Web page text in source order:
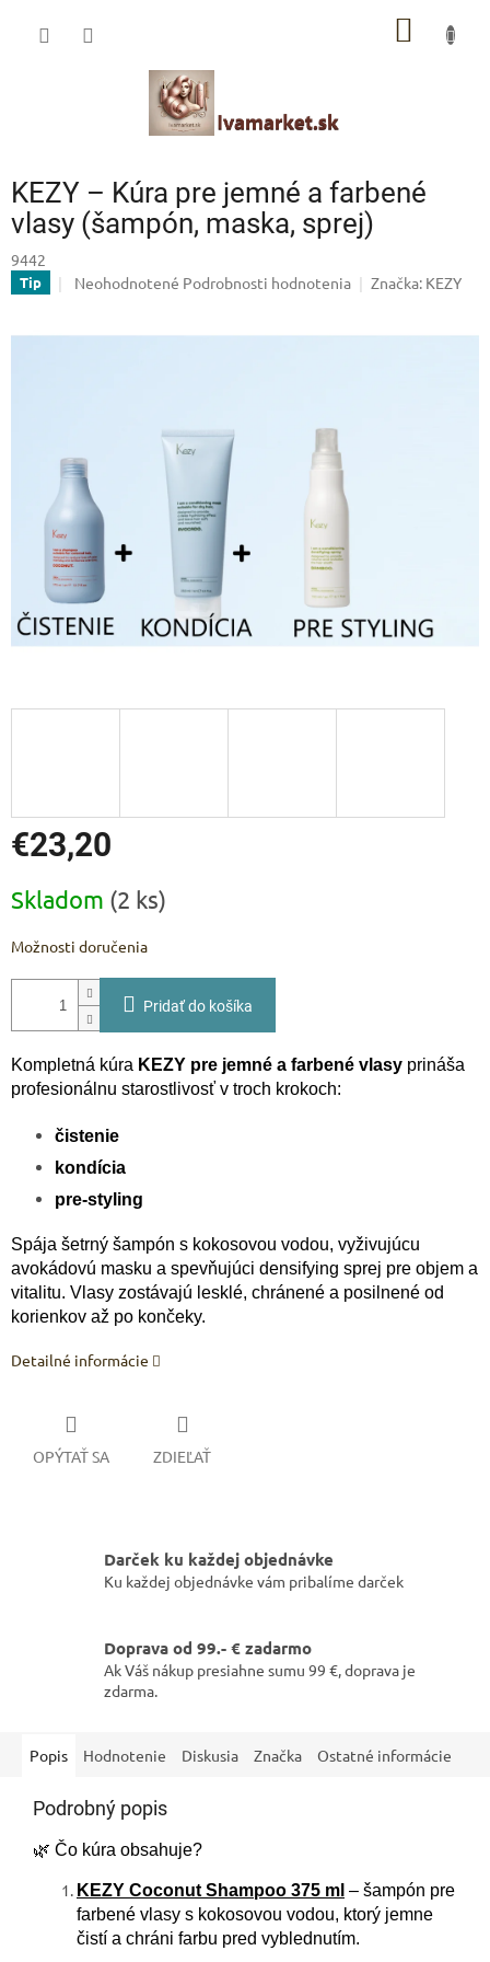
KEZY – Kúra pre jemné a farbené
vlasy (šampón, maska, sprej)
9442
Tip
Priemerné
Neohodnotené Podrobnosti hodnotenia Značka: KEZY
€23,20
cena:
Skladom (2 ks)
Možnosti doručenia
Pridať do košíka
Kompletná kúra KEZY pre jemné a farbené vlasy prináša
profesionálnu starostlivosť v troch krokoch:
čistenie
kondícia
pre-styling
Spája šetrný šampón s kokosovou vodou, vyživujúcu
avokádovú masku a spevňujúci densifying sprej pre objem a
vitalitu. Vlasy zostávajú lesklé, chránené a posilnené od
korienkov až po končeky.
Detailné informácie
OPÝTAŤ SA ZDIEĽAŤ
Darček ku každej objednávke
Ku každej objednávke vám pribalíme darček
Doprava od 99.- € zadarmo
Ak Váš nákup presiahne sumu 99 €, doprava je
zdarma.
Popis Hodnotenie Diskusia Značka Ostatné informácie
Podrobný popis
🌿 Čo kúra obsahuje?
KEZY Coconut Shampoo 375 ml – šampón pre
farbené vlasy s kokosovou vodou, ktorý jemne
čistí a chráni farbu pred vyblednutím.
IVAMARKET poradca